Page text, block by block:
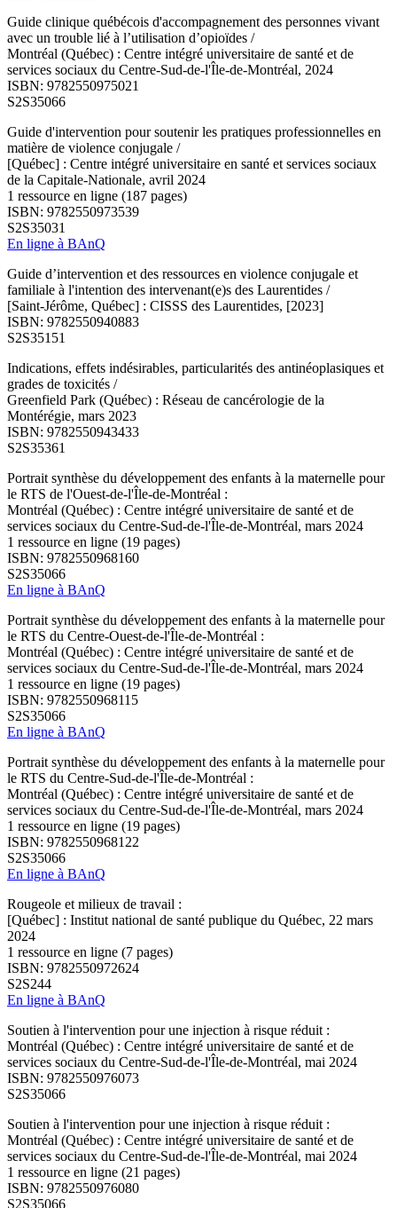
Guide clinique québécois d'accompagnement des personnes vivant
avec un trouble lié à l’utilisation d’opioïdes /
Montréal (Québec) : Centre intégré universitaire de santé et de
services sociaux du Centre-Sud-de-l'Île-de-Montréal, 2024
ISBN: 9782550975021
S2S35066
Guide d'intervention pour soutenir les pratiques professionnelles en
matière de violence conjugale /
[Québec] : Centre intégré universitaire en santé et services sociaux
de la Capitale-Nationale, avril 2024
1 ressource en ligne (187 pages)
ISBN: 9782550973539
S2S35031
En ligne à BAnQ
Guide d’intervention et des ressources en violence conjugale et
familiale à l'intention des intervenant(e)s des Laurentides /
[Saint-Jérôme, Québec] : CISSS des Laurentides, [2023]
ISBN: 9782550940883
S2S35151
Indications, effets indésirables, particularités des antinéoplasiques et
grades de toxicités /
Greenfield Park (Québec) : Réseau de cancérologie de la
Montérégie, mars 2023
ISBN: 9782550943433
S2S35361
Portrait synthèse du développement des enfants à la maternelle pour
le RTS de l'Ouest-de-l'Île-de-Montréal :
Montréal (Québec) : Centre intégré universitaire de santé et de
services sociaux du Centre-Sud-de-l'Île-de-Montréal, mars 2024
1 ressource en ligne (19 pages)
ISBN: 9782550968160
S2S35066
En ligne à BAnQ
Portrait synthèse du développement des enfants à la maternelle pour
le RTS du Centre-Ouest-de-l'Île-de-Montréal :
Montréal (Québec) : Centre intégré universitaire de santé et de
services sociaux du Centre-Sud-de-l'Île-de-Montréal, mars 2024
1 ressource en ligne (19 pages)
ISBN: 9782550968115
S2S35066
En ligne à BAnQ
Portrait synthèse du développement des enfants à la maternelle pour
le RTS du Centre-Sud-de-l'Île-de-Montréal :
Montréal (Québec) : Centre intégré universitaire de santé et de
services sociaux du Centre-Sud-de-l'Île-de-Montréal, mars 2024
1 ressource en ligne (19 pages)
ISBN: 9782550968122
S2S35066
En ligne à BAnQ
Rougeole et milieux de travail :
[Québec] : Institut national de santé publique du Québec, 22 mars
2024
1 ressource en ligne (7 pages)
ISBN: 9782550972624
S2S244
En ligne à BAnQ
Soutien à l'intervention pour une injection à risque réduit :
Montréal (Québec) : Centre intégré universitaire de santé et de
services sociaux du Centre-Sud-de-l'Île-de-Montréal, mai 2024
ISBN: 9782550976073
S2S35066
Soutien à l'intervention pour une injection à risque réduit :
Montréal (Québec) : Centre intégré universitaire de santé et de
services sociaux du Centre-Sud-de-l'Île-de-Montréal, mai 2024
1 ressource en ligne (21 pages)
ISBN: 9782550976080
S2S35066